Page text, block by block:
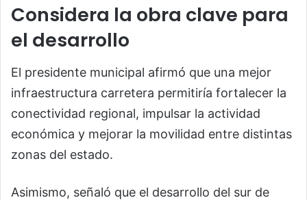
Considera la obra clave para
el desarrollo
El presidente municipal afirmó que una mejor
infraestructura carretera permitiría fortalecer la
conectividad regional, impulsar la actividad
económica y mejorar la movilidad entre distintas
zonas del estado.
Asimismo, señaló que el desarrollo del sur de